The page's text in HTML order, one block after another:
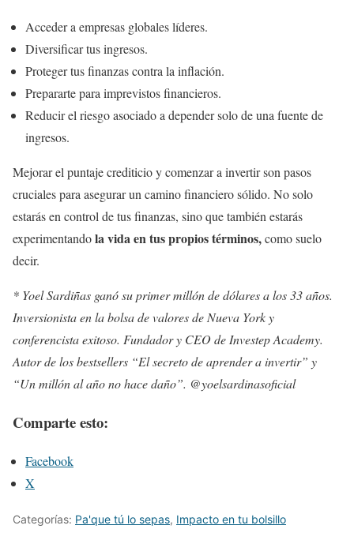
Acceder a empresas globales líderes.
Diversificar tus ingresos.
Proteger tus finanzas contra la inflación.
Prepararte para imprevistos financieros.
Reducir el riesgo asociado a depender solo de una fuente de
ingresos.
Mejorar el puntaje crediticio y comenzar a invertir son pasos
cruciales para asegurar un camino financiero sólido. No solo
estarás en control de tus finanzas, sino que también estarás
experimentandola vida en tus propios términos,como suelo
decir.
* Yoel Sardiñas ganó su primer millón de dólares a los 33 años.
Inversionista en la bolsa de valores de Nueva York y
conferencista exitoso. Fundador y CEO de Investep Academy.
Autor de los bestsellers “El secreto de aprender a invertir” y
“Un millón al año no hace daño”. @yoelsardinasoficial
Comparte esto:
Facebook
X
Categorías: Pa'que tú lo sepas, Impacto en tu bolsillo